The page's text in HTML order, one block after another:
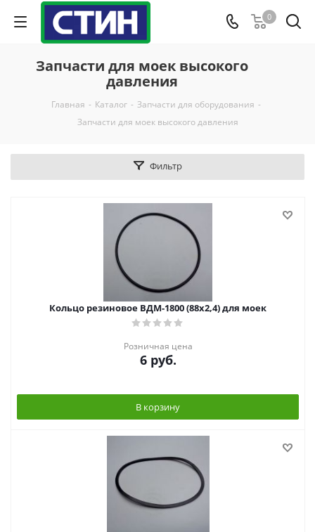
0
Запчасти для моек высокого
давления
Главная - Каталог - Запчасти для оборудования -
Запчасти для моек высокого давления
Фильтр
Кольцо резиновое ВДМ-1800 (88х2,4) для моек
Розничная цена
6руб.
В корзину